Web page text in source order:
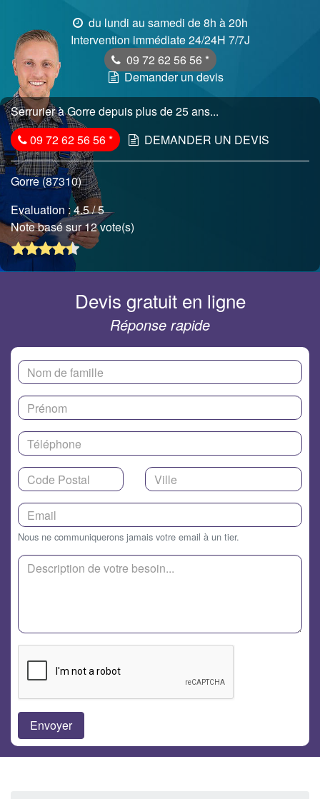
du lundi au samedi de 8h à 20h
Intervention immédiate 24/24H 7/7J
09 72 62 56 56 *
Demander un devis
Serrurier à Gorre depuis plus de 25 ans...
09 72 62 56 56* DEMANDER UN DEVIS
Gorre (87310)
Evaluation :4.5/ 5
Note basé sur 12 vote(s)
Devis gratuit en ligne
Réponse rapide
Nous ne communiquerons jamais votre email à un tier.